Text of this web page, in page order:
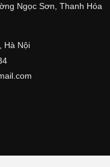
Ngọc Sơn, Thanh Hóa
Hà Nội